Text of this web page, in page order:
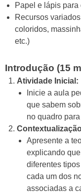
Papel e lápis
Recursos
coloridos,
etc.)
Introdução (15
Atividade Inicial:
Inicie a aula
que sabem
no quadro
Apresente a
explicando
diferentes
cada um dos
associadas a